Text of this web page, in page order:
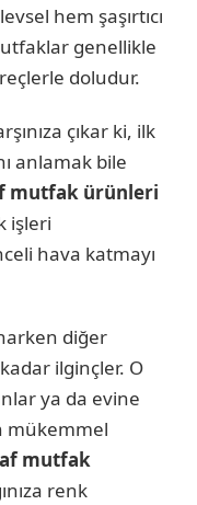
hem şaşırtıcı
genellikle
doludur.
çıkar ki, ilk
anlamak bile
mutfak ürünleri
işleri
hava katmayı
diğer
ilginçler. O
ya da evine
mükemmel
mutfak
renk